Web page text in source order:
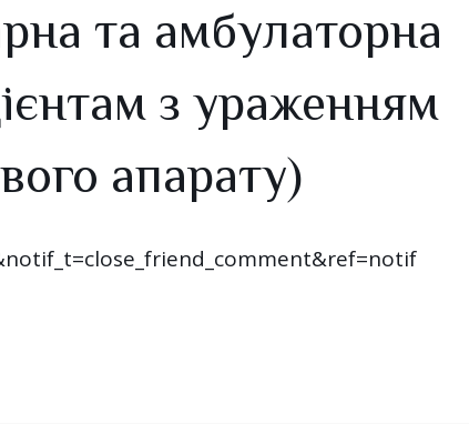
та амбулаторна
з ураженням
апарату)